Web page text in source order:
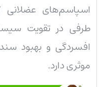
اسپاسم‌های
طرفی در تقویت
افسردگی و بهبود
موثری دارد.